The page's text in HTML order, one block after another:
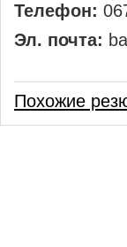
Телефон:
Эл. почта:
Похожие